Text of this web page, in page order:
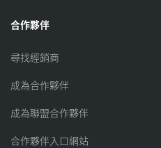
合作夥伴
尋找經銷商
成為合作夥伴
成為聯盟合作夥伴
合作夥伴入口網站